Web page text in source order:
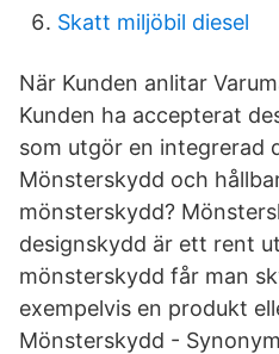
Skatt miljöbil diesel
När Kunden anlitar
Kunden ha accepterat
som utgör en integrerad
Mönsterskydd och
mönsterskydd?
designskydd är ett rent
mönsterskydd får man
exempelvis en produkt
Mönsterskydd -